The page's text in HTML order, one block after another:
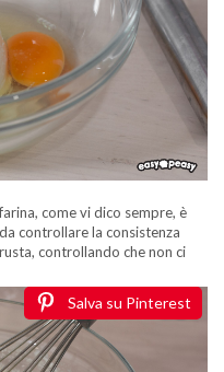
come vi dico sempre, è
controllare la consistenza
controllando che non ci
Salva su Pinterest